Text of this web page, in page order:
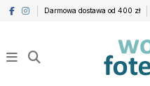
Darmowa dostawa od 400 zł